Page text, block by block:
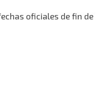
oficiales de fin de